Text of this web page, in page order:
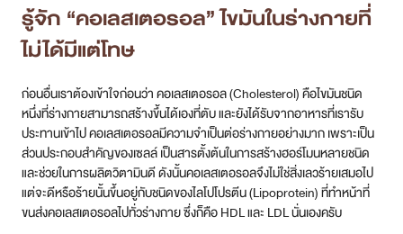
สาขา Asoke
สาขา MRT สุทธิสาร
สาขา เซ็นทรัลปิ่นเกล้า
สาขา บางนา
สาขา CDC
รู้จัก “คอเลสเตอรอล” ไขมันในร่างกายที่
ไม่ได้มีแต่โทษ
ก่อนอื่นเราต้องเข้าใจก่อนว่า คอเลสเตอรอล (Cholesterol) คือไขมันชนิด
หนึ่งที่ร่างกายสามารถสร้างขึ้นได้เองที่ตับ และยังได้รับจากอาหารที่เรารับ
ประทานเข้าไป คอเลสเตอรอลมีความจำเป็นต่อร่างกายอย่างมาก เพราะเป็น
ส่วนประกอบสำคัญของเซลล์ เป็นสารตั้งต้นในการสร้างฮอร์โมนหลายชนิด
และช่วยในการผลิตวิตามินดี ดังนั้นคอเลสเตอรอลจึงไม่ใช่สิ่งเลวร้ายเสมอไป
แต่จะดีหรือร้ายนั้นขึ้นอยู่กับชนิดของไลโปโปรตีน (Lipoprotein) ที่ทำหน้าที่
ขนส่งคอเลสเตอรอลไปทั่วร่างกาย ซึ่งก็คือ HDL และ LDL นั่นเองครับ